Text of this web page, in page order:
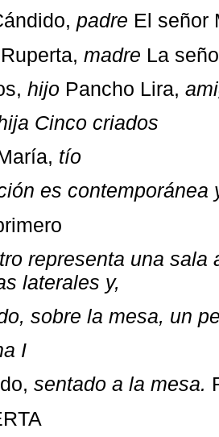
padre El señor
madre La
hijo Pancho Lira,
Cinco criados
tío
es
representa una sala
laterales y,
sobre la mesa, un
I
sentado a la mesa.